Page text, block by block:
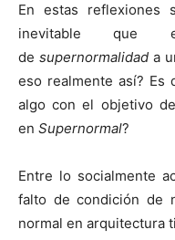
En estas reflexiones
inevitable que
de supernormalidad a
eso realmente así? Es
algo con el objetivo
en Supernormal?
Entre lo socialmente
falto de condición de
normal en arquitectura